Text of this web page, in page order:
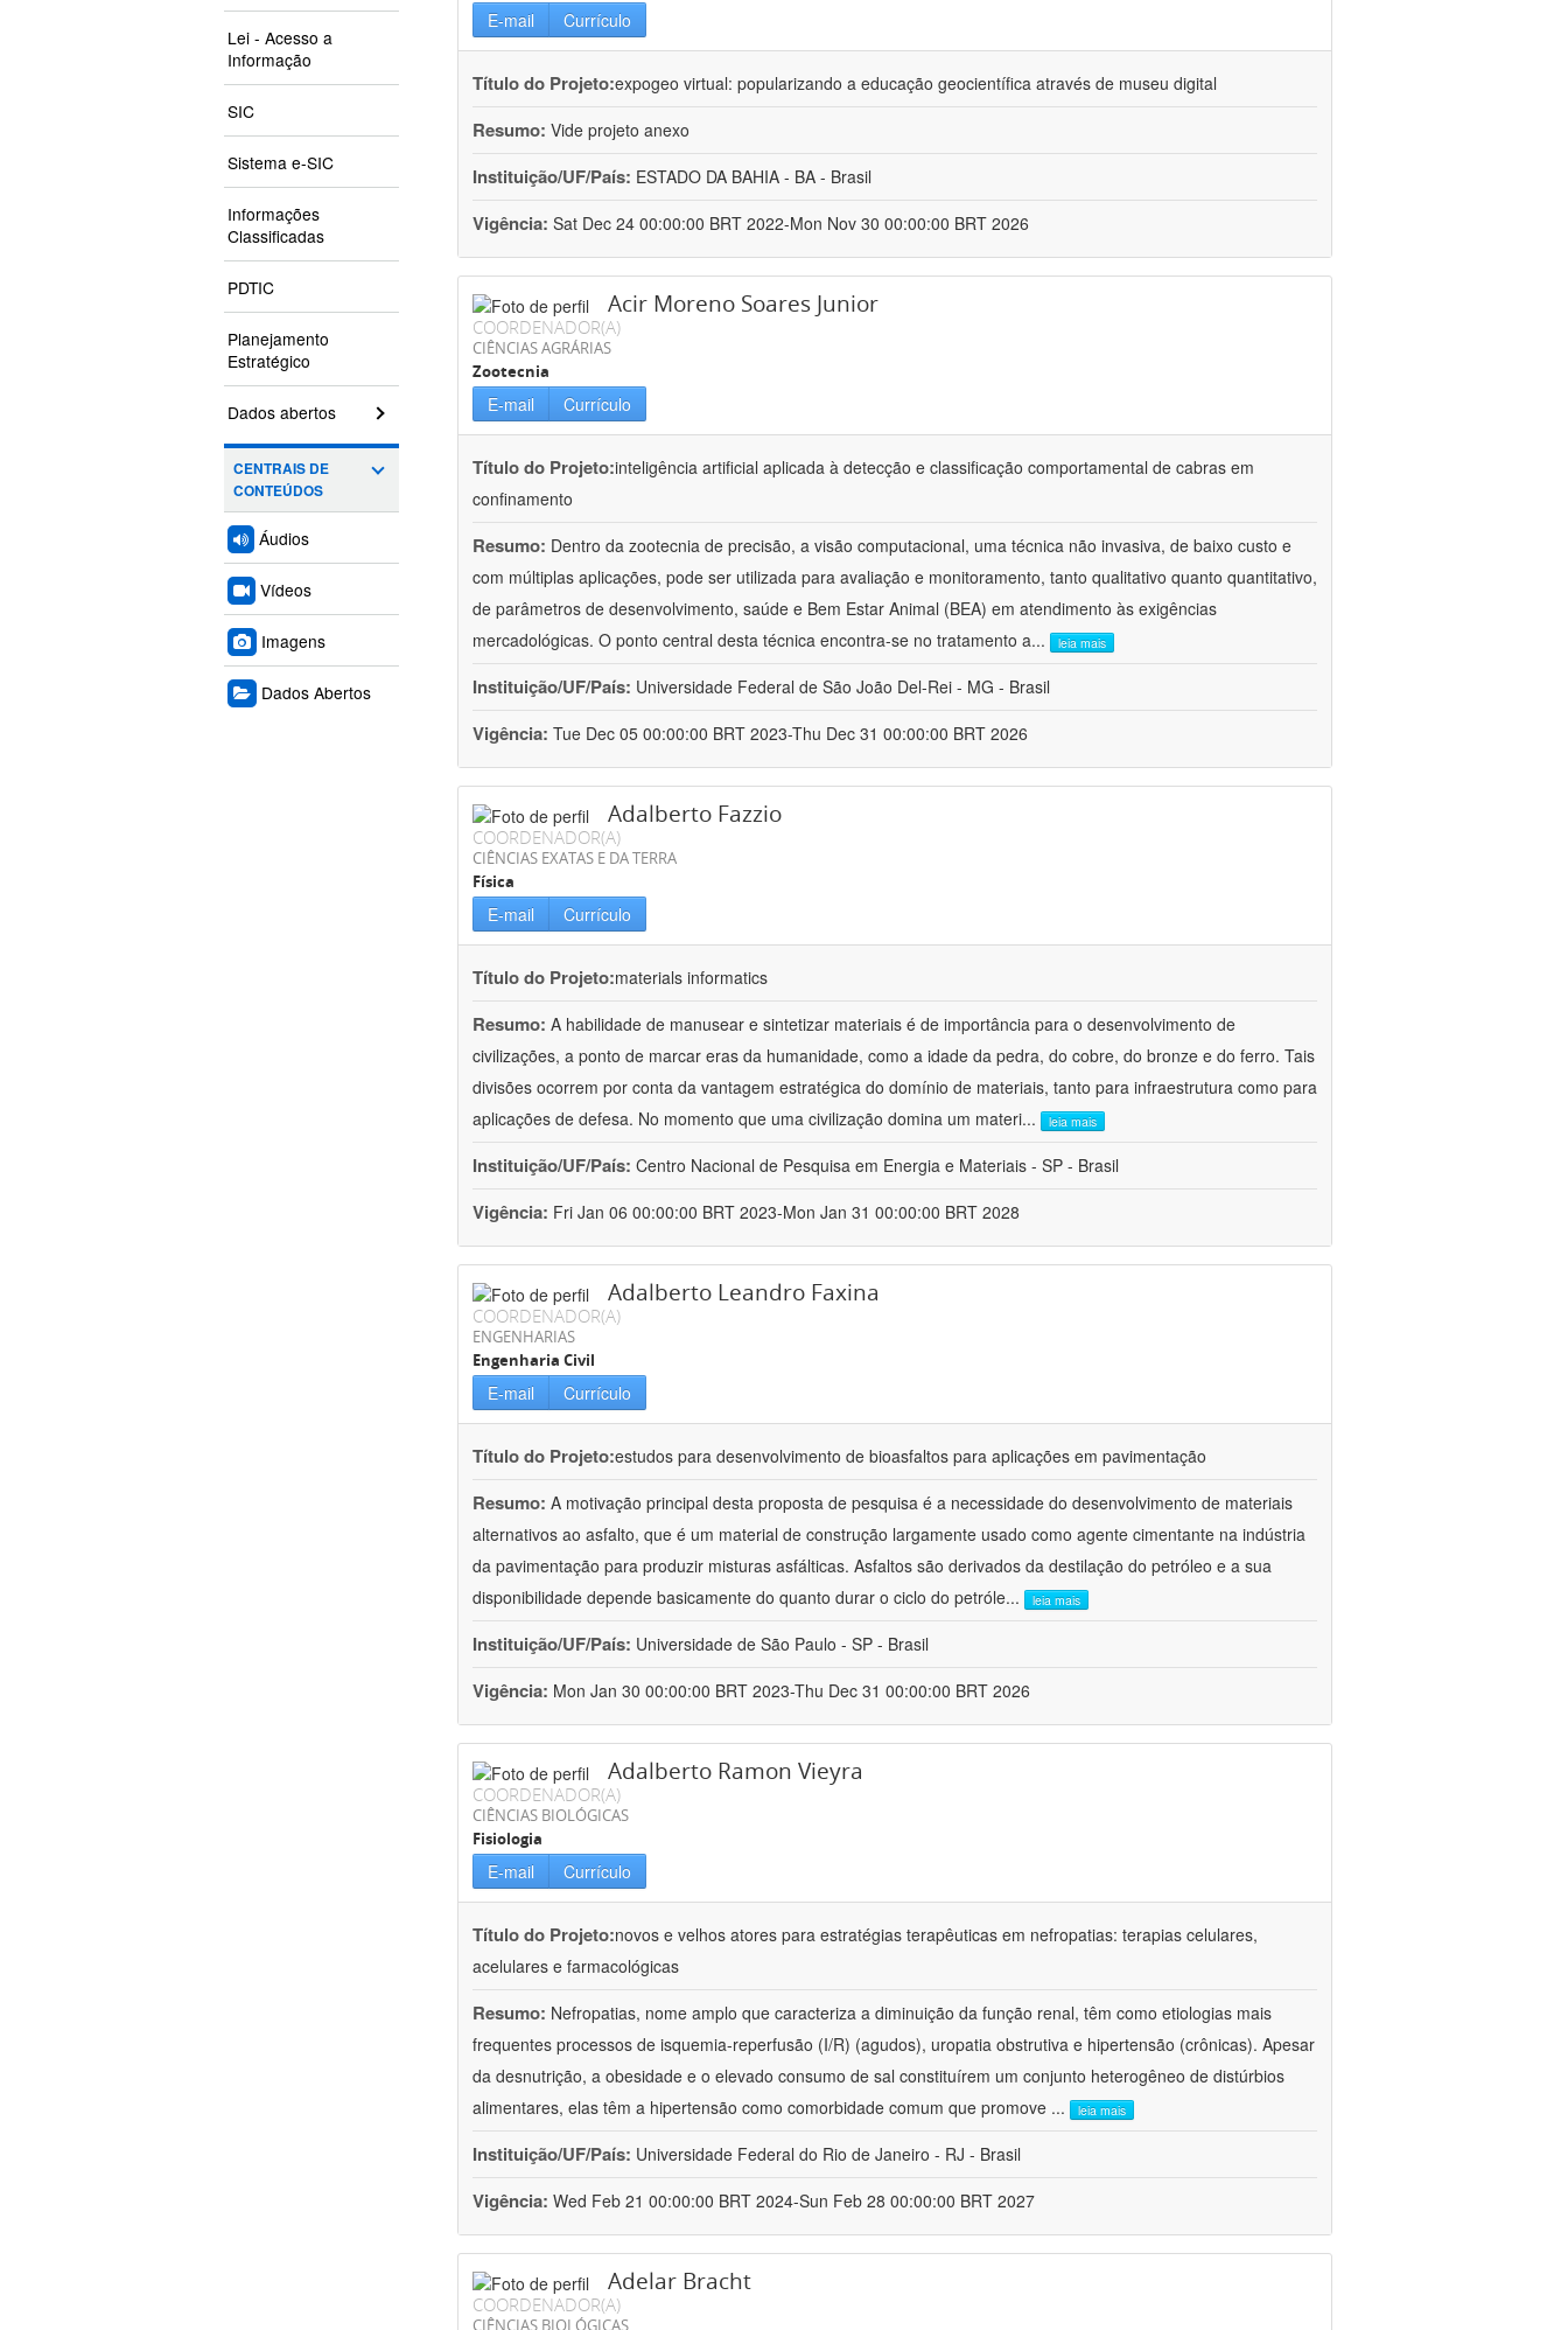
Lei - Acesso a
Informação
SIC
Sistema e-SIC
Informações
Classificadas
PDTIC
Planejamento
Estratégico
Dados abertos
CENTRAIS DE
CONTEÚDOS
Áudios
Vídeos
Imagens
Dados Abertos
E-mail Currículo
Título do Projeto:expogeo virtual: popularizando a educação geocientífica através de museu digital
Resumo: Vide projeto anexo
Instituição/UF/País: ESTADO DA BAHIA - BA - Brasil
Vigência: Sat Dec 24 00:00:00 BRT 2022-Mon Nov 30 00:00:00 BRT 2026
Acir Moreno Soares Junior
COORDENADOR(A)
CIÊNCIAS AGRÁRIAS
Zootecnia
E-mail Currículo
Título do Projeto:inteligência artificial aplicada à detecção e classificação comportamental de cabras em
confinamento
Resumo: Dentro da zootecnia de precisão, a visão computacional, uma técnica não invasiva, de baixo custo e
com múltiplas aplicações, pode ser utilizada para avaliação e monitoramento, tanto qualitativo quanto quantitativo,
de parâmetros de desenvolvimento, saúde e Bem Estar Animal (BEA) em atendimento às exigências
mercadológicas. O ponto central desta técnica encontra-se no tratamento a... leia mais
Instituição/UF/País: Universidade Federal de São João Del-Rei - MG - Brasil
Vigência: Tue Dec 05 00:00:00 BRT 2023-Thu Dec 31 00:00:00 BRT 2026
Adalberto Fazzio
COORDENADOR(A)
CIÊNCIAS EXATAS E DA TERRA
Física
E-mail Currículo
Título do Projeto:materials informatics
Resumo: A habilidade de manusear e sintetizar materiais é de importância para o desenvolvimento de
civilizações, a ponto de marcar eras da humanidade, como a idade da pedra, do cobre, do bronze e do ferro. Tais
divisões ocorrem por conta da vantagem estratégica do domínio de materiais, tanto para infraestrutura como para
aplicações de defesa. No momento que uma civilização domina um materi... leia mais
Instituição/UF/País: Centro Nacional de Pesquisa em Energia e Materiais - SP - Brasil
Vigência: Fri Jan 06 00:00:00 BRT 2023-Mon Jan 31 00:00:00 BRT 2028
Adalberto Leandro Faxina
COORDENADOR(A)
ENGENHARIAS
Engenharia Civil
E-mail Currículo
Título do Projeto:estudos para desenvolvimento de bioasfaltos para aplicações em pavimentação
Resumo: A motivação principal desta proposta de pesquisa é a necessidade do desenvolvimento de materiais
alternativos ao asfalto, que é um material de construção largamente usado como agente cimentante na indústria
da pavimentação para produzir misturas asfálticas. Asfaltos são derivados da destilação do petróleo e a sua
disponibilidade depende basicamente do quanto durar o ciclo do petróle... leia mais
Instituição/UF/País: Universidade de São Paulo - SP - Brasil
Vigência: Mon Jan 30 00:00:00 BRT 2023-Thu Dec 31 00:00:00 BRT 2026
Adalberto Ramon Vieyra
COORDENADOR(A)
CIÊNCIAS BIOLÓGICAS
Fisiologia
E-mail Currículo
Título do Projeto:novos e velhos atores para estratégias terapêuticas em nefropatias: terapias celulares,
acelulares e farmacológicas
Resumo: Nefropatias, nome amplo que caracteriza a diminuição da função renal, têm como etiologias mais
frequentes processos de isquemia-reperfusão (I/R) (agudos), uropatia obstrutiva e hipertensão (crônicas). Apesar
da desnutrição, a obesidade e o elevado consumo de sal constituírem um conjunto heterogêneo de distúrbios
alimentares, elas têm a hipertensão como comorbidade comum que promove ... leia mais
Instituição/UF/País: Universidade Federal do Rio de Janeiro - RJ - Brasil
Vigência: Wed Feb 21 00:00:00 BRT 2024-Sun Feb 28 00:00:00 BRT 2027
Adelar Bracht
COORDENADOR(A)
CIÊNCIAS BIOLÓGICAS